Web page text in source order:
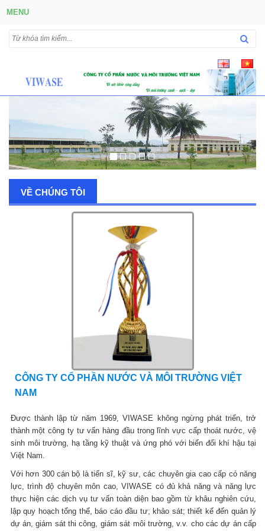
MENU
VỀ CHÚNG TÔI
CÔNG TY CỔ PHẦN NƯỚC VÀ MÔI TRƯỜNG VIỆT
NAM
Được thành lập từ năm 1969, VIWASE không ngừng phát triển, trở
thành một công ty tư vấn hàng đầu trong lĩnh vực cấp thoát nước, vệ
sinh môi trường, hạ tầng kỹ thuật và ứng phó với biến đổi khí hậu tại
Việt Nam.
Với hơn 300 cán bộ là tiến sĩ, kỹ sư, các chuyên gia cao cấp có năng
lực, trình độ chuyên môn cao, VIWASE có đủ khả năng và năng lực
thực hiện các dịch vụ tư vấn toàn diện bao gồm từ khâu nghiên cứu,
lập quy hoạch tổng thể, báo cáo đầu tư; khảo sát; thiết kế đến quản lý
dự án, giám sát thi công, giám sát môi trường, v.v. cho các dự án cấp